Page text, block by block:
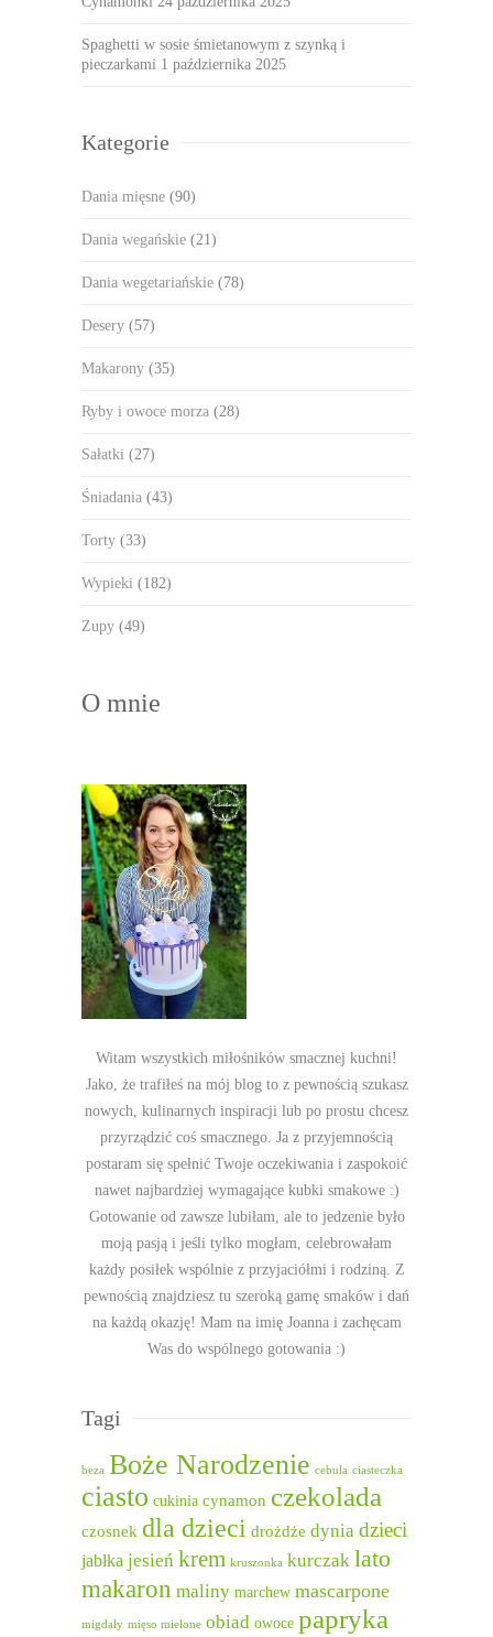
Spaghetti w sosie śmietanowym z szynką i
pieczarkami 1 października 2025
Kategorie
Dania mięsne (90)
Dania wegańskie (21)
Dania wegetariańskie (78)
Desery (57)
Makarony (35)
Ryby i owoce morza (28)
Sałatki (27)
Śniadania (43)
Torty (33)
Wypieki (182)
Zupy (49)
O mnie
Witam wszystkich miłośników smacznej kuchni!
Jako, że trafiłeś na mój blog to z pewnością szukasz
nowych, kulinarnych inspiracji lub po prostu chcesz
przyrządzić coś smacznego. Ja z przyjemnością
postaram się spełnić Twoje oczekiwania i zaspokoić
nawet najbardziej wymagające kubki smakowe :)
Gotowanie od zawsze lubiłam, ale to jedzenie było
moją pasją i jeśli tylko mogłam, celebrowałam
każdy posiłek wspólnie z przyjaciółmi i rodziną. Z
pewnością znajdziesz tu szeroką gamę smaków i dań
na każdą okazję! Mam na imię Joanna i zachęcam
Was do wspólnego gotowania :)
Tagi
beza Boże Narodzenie cebula ciasteczka
ciasto cukinia cynamon czekolada
czosnek dla dzieci drożdże dynia dzieci
jabłka jesień krem kruszonka kurczak lato
makaron maliny marchew mascarpone
migdały mięso mielone obiad owoce papryka